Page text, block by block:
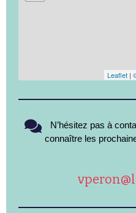
Leaflet |
N’hésitez pas à
connaître les